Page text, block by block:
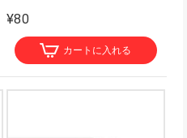
¥80
カートに入れる